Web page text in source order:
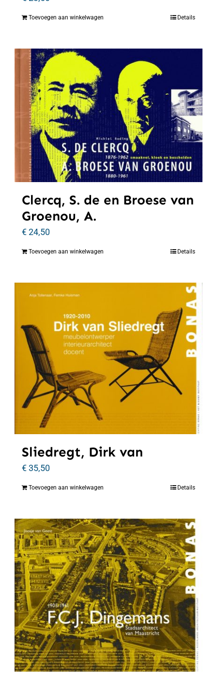
Toevoegen aan winkelwagen Details
Clercq, S. de en Broese van
Groenou, A.
€24,50
Toevoegen aan winkelwagen Details
Sliedregt, Dirk van
€35,50
Toevoegen aan winkelwagen Details